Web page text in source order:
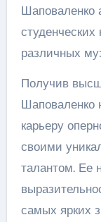
Шаповаленко
различных
Получив
Шаповаленко
карьеру
своими
талантом. Ее
самых ярких